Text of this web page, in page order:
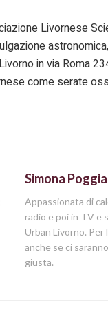
Livornese
in via Roma
come serate
Simona
Appassionata di
radio e poi in TV e
Urban Livorno.
anche se ci
giusta.